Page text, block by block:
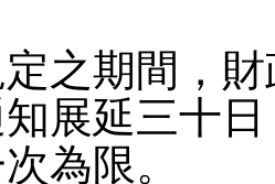
之期間，
展延三十日
為限。